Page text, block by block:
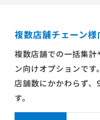
複数店舗チェーン
複数店舗での一括集
ン向けオプションです。
店舗数にかかわらず
す。